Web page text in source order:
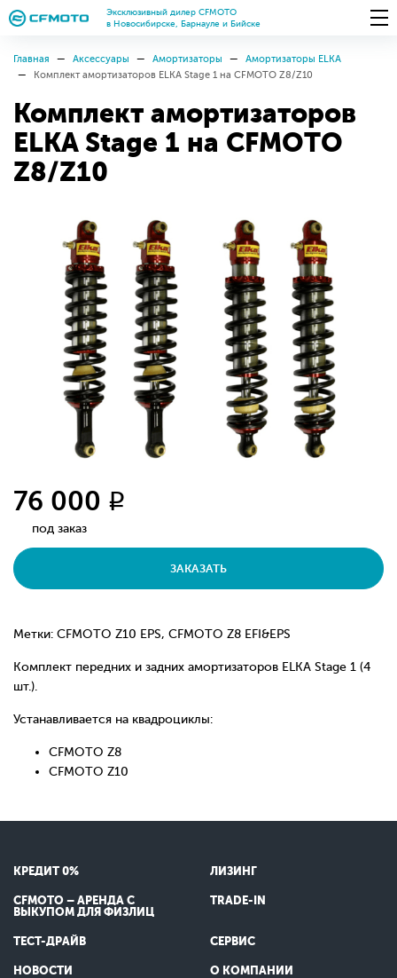
Эксклюзивный дилер CFMOTO
в Новосибирске, Барнауле и Бийске
Главная Аксессуары Амортизаторы
Амортизаторы ELKA
Комплект амортизаторов ELKA Stage 1 на CFMOTO Z8/Z10
Комплект амортизаторов
ELKA Stage 1 на CFMOTO
Z8/Z10
76 000 q
под заказ
ЗАКАЗАТЬ
Метки: CFMOTO Z10 EPS, CFMOTO Z8 EFI&EPS
Комплект передних и задних амортизаторов ELKA Stage 1 (4
шт.).
Устанавливается на квадроциклы:
CFMOTO Z8
CFMOTO Z10
КРЕДИТ 0% ЛИЗИНГ
CFMOTO – АРЕНДА С
ВЫКУПОМ ДЛЯ ФИЗЛИЦ
TRADE-IN
ТЕСТ-ДРАЙВ СЕРВИС
НОВОСТИ О КОМПАНИИ